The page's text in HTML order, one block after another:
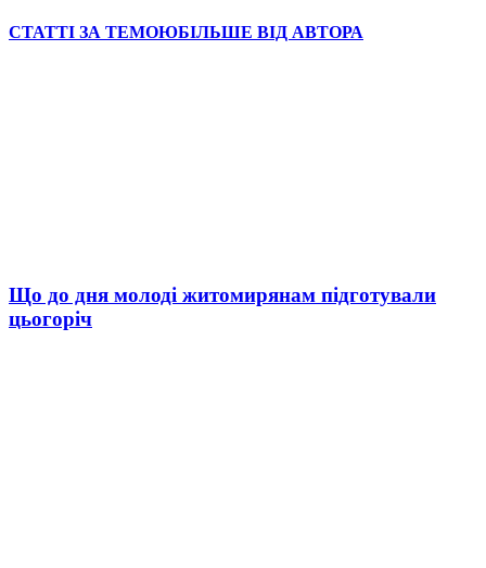
СТАТТІ ЗА ТЕМОЮБІЛЬШЕ ВІД АВТОРА
Що до дня молоді житомирянам підготували
цьогоріч